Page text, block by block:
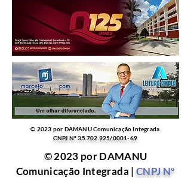
© 2023 por DAMANU Comunicação Integrada
CNPJ Nº35.702.925/0001-69
© 2023 por DAMANU
Comunicação Integrada | CNPJ Nº